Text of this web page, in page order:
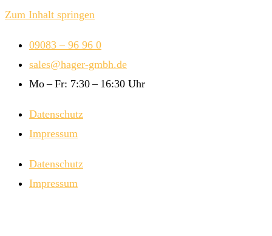
Zum Inhalt springen
09083 – 96 96 0
sales@hager-gmbh.de
Mo – Fr: 7:30 – 16:30 Uhr
Datenschutz
Impressum
Datenschutz
Impressum